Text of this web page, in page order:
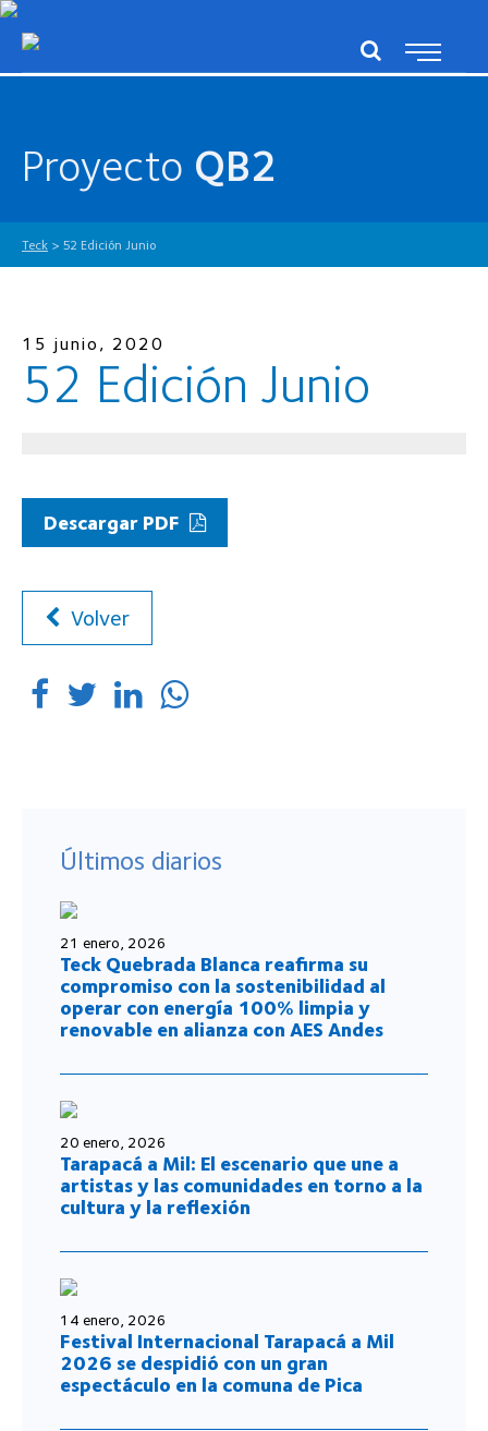
Proyecto QB2
Teck > 52 Edición Junio
15 junio, 2020
52 Edición Junio
Descargar PDF
Volver
Últimos diarios
21 enero, 2026
Teck Quebrada Blanca reafirma su
compromiso con la sostenibilidad al
operar con energía 100% limpia y
renovable en alianza con AES Andes
20 enero, 2026
Tarapacá a Mil: El escenario que une a
artistas y las comunidades en torno a la
cultura y la reflexión
14 enero, 2026
Festival Internacional Tarapacá a Mil
2026 se despidió con un gran
espectáculo en la comuna de Pica